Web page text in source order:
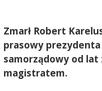
Zmarł Robert
prasowy
samorządowy od lat
magistratem.